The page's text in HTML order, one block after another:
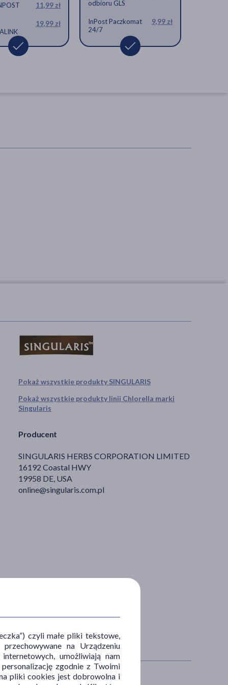
60 szt.
mg, kapsułki, 120 szt.
11,99 zł
19,99 zł
odbioru GLS
InPost Paczkomat
24/7
9,99 zł
Pokaż wszystkie produkty SINGULARIS
Pokaż wszystkie produkty linii Chlorella marki
Singularis
Producent
SINGULARIS HERBS CORPORATION LIMITED
16192 Coastal HWY
19958 DE, USA
online@singularis.com.pl
czyli małe pliki tekstowe,
na Urządzeniu
umożliwiają nam
zgodnie z Twoimi
pliki cookies jest dobrowolna i